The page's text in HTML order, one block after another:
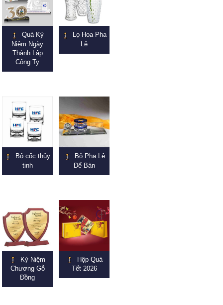
Quà Kỷ
Niệm Ngày
Thành Lập
Công Ty
Lọ Hoa Pha
Lê
Bộ cốc thủy
tinh
Bộ Pha Lê
Để Bàn
Kỷ Niệm
Chương Gỗ
Đồng
Hộp Quà
Tết 2026